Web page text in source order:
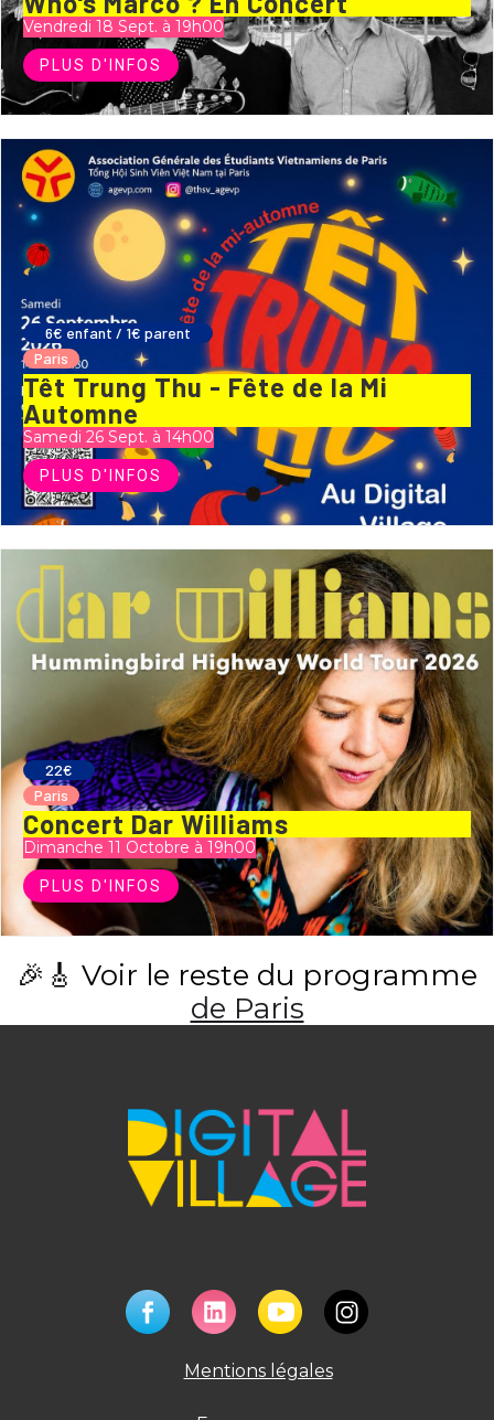
Vendredi 18 Sept. à 19h00
PLUS D'INFOS
6€ enfant / 1€ parent
Paris
Têt Trung Thu - Fête de la Mi
Automne
Samedi 26 Sept. à 14h00
PLUS D'INFOS
22€
Paris
Concert Dar Williams
Dimanche 11 Octobre à 19h00
PLUS D'INFOS
🎉🎸 Voir le reste du programme
de Paris
Mentions légales